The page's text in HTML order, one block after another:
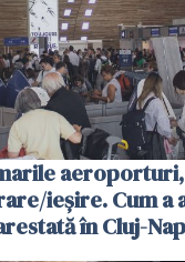
aeroporturi,
ieșire. Cum a
în Cluj-